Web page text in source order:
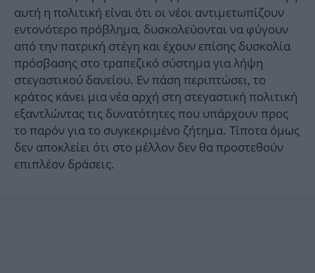
αυτή η πολιτική είναι ότι οι νέοι αντιμετωπίζουν
εντονότερο πρόβλημα, δυσκολεύονται να φύγουν
από την πατρική στέγη και έχουν επίσης δυσκολία
πρόσβασης στο τραπεζικό σύστημα για λήψη
στεγαστικού δανείου. Εν πάση περιπτώσει, το
κράτος κάνει μια νέα αρχή στη στεγαστική πολιτική
εξαντλώντας τις δυνατότητες που υπάρχουν προς
το παρόν για το συγκεκριμένο ζήτημα. Τίποτα όμως
δεν αποκλείει ότι στο μέλλον δεν θα προστεθούν
επιπλέον δράσεις.